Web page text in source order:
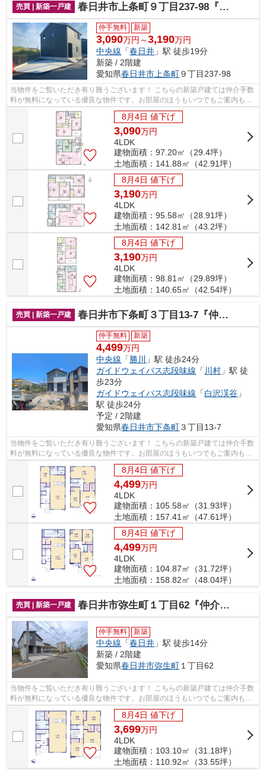
売買 | 新築一戸建 春日井市上条町９丁目237-98『仲介料無料』新築戸建て
仲手無料 新築
3,090万円～3,190万円
中央線 「春日井 」駅 徒歩19分
新築 / 2階建
愛知県春日井市 上条町９丁目237-98
当物件をご覧いただき有り難うございます！ こちらの新築戸建ては仲介手数
料が無料になっている優良な物件です。お部屋のほうもいつでもご案内もさ
せて頂きますのでお気軽にお問合せ下...
8月4日 値下げ
3,090万円
4LDK
建物面積：97.20㎡（29.4坪）
土地面積：141.88㎡（42.91坪）
8月4日 値下げ
3,190万円
4LDK
建物面積：95.58㎡（28.91坪）
土地面積：142.81㎡（43.2坪）
8月4日 値下げ
3,190万円
4LDK
建物面積：98.81㎡（29.89坪）
土地面積：140.65㎡（42.54坪）
売買 | 新築一戸建 春日井市下条町３丁目13-7『仲介料無料』新築戸建て
仲手無料 新築
4,499万円
中央線 「 勝川
」駅 徒歩24分
ガイドウェイバス志段味線 「 川村 」駅 徒
歩23分
ガイドウェイバス志段味線 「白沢渓谷 」
駅 徒歩24分
予定 / 2階建
愛知県春日井市下条町３丁目13-7
当物件をご覧いただき有り難うございます！ こちらの新築戸建ては仲介手数
料が無料になっている優良な物件です。お部屋のほうもいつでもご案内もさ
せて頂きますのでお気軽にお問合せ下...
8月4日 値下げ
4,499万円
4LDK
建物面積：105.58㎡（31.93坪）
土地面積：157.41㎡（47.61坪）
8月4日 値下げ
4,499万円
4LDK
建物面積：104.87㎡（31.72坪）
土地面積：158.82㎡（48.04坪）
売買 | 新築一戸建 春日井市弥生町１丁目62『仲介料無料』新築戸建て
仲手無料 新築
中央線 「春日井 」駅 徒歩14分
新築 / 2階建
愛知県春日井市弥生町 １丁目62
当物件をご覧いただき有り難うございます！ こちらの新築戸建ては仲介手数
料が無料になっている優良な物件です。お部屋のほうもいつでもご案内もさ
せて頂きますのでお気軽にお問合せ下...
8月4日 値下げ
3,699万円
4LDK
建物面積：103.10㎡（31.18坪）
土地面積：110.92㎡（33.55坪）